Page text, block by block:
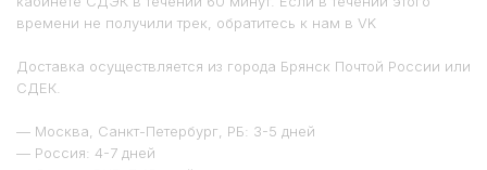
времени не получили трек, обратитесь к нам в VK
Доставка осуществляется из города Брянск Почтой России или
СДЕК.
— Москва, Санкт-Петербург, РБ: 3-5 дней
— Россия: 4-7 дней